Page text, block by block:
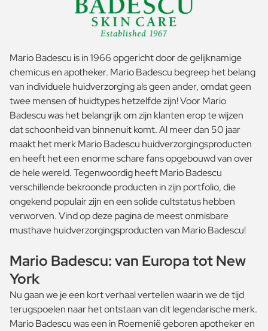
Mario Badescu is in 1966 opgericht door de gelijknamige
chemicus en apotheker. Mario Badescu begreep het belang
van individuele huidverzorging als geen ander, omdat geen
twee mensen of huidtypes hetzelfde zijn! Voor Mario
Badescu was het belangrijk om zijn klanten erop te wijzen
dat schoonheid van binnenuit komt. Al meer dan 50 jaar
maakt het merk Mario Badescu huidverzorgingsproducten
en heeft het een enorme schare fans opgebouwd van over
de hele wereld. Tegenwoordig heeft Mario Badescu
verschillende bekroonde producten in zijn portfolio, die
ongekend populair zijn en een solide cultstatus hebben
verworven. Vind op deze pagina de meest onmisbare
musthave huidverzorgingsproducten van Mario Badescu!
Mario Badescu: van Europa tot New
York
Nu gaan we je een kort verhaal vertellen waarin we de tijd
terugspoelen naar het ontstaan van dit legendarische merk.
Mario Badescu was een in Roemenië geboren apotheker en